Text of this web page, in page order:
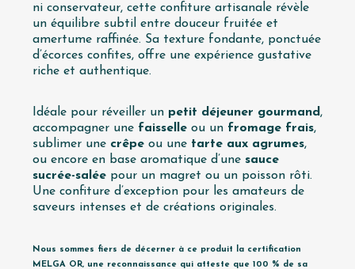
ni conservateur, cette confiture artisanale révèle
un équilibre subtil entre douceur fruitée et
amertume raffinée. Sa texture fondante, ponctuée
d’écorces confites, offre une expérience gustative
riche et authentique.
Idéale pour réveiller un petit déjeuner gourmand,
accompagner une faisselle ou un fromage frais,
sublimer une crêpe ou une tarte aux agrumes,
ou encore en base aromatique d’une sauce
sucrée-salée pour un magret ou un poisson rôti.
Une confiture d’exception pour les amateurs de
saveurs intenses et de créations originales.
Nous sommes fiers de décerner à ce produit la certification
MELGA OR, une reconnaissance qui atteste que 100 % de sa